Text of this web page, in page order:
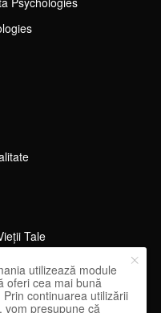
Tale
Vieții Tale!
utilizează module
oferi cea mai bună
continuarea utilizării
vom presupune că